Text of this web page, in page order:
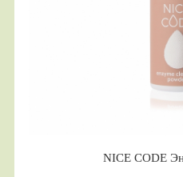
NICE CODE